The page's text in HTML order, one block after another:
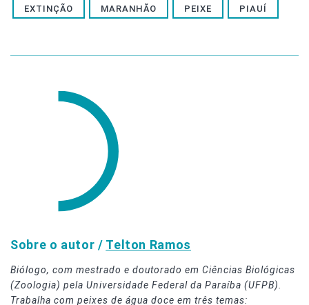
EXTINÇÃO MARANHÃO PEIXE PIAUÍ
Sobre o autor / Telton Ramos
Biólogo, com mestrado e doutorado em Ciências Biológicas
(Zoologia) pela Universidade Federal da Paraíba (UFPB).
Trabalha com peixes de água doce em três temas: